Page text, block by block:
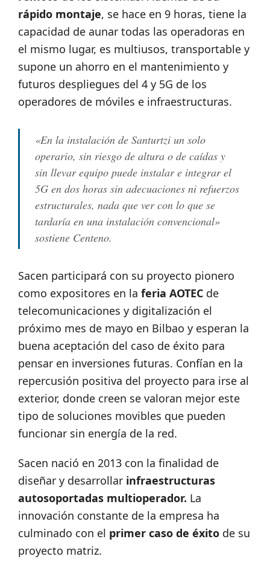
rápido montaje, se hace en 9 horas, tiene la
capacidad de aunar todas las operadoras en
el mismo lugar, es multiusos, transportable y
supone un ahorro en el mantenimiento y
futuros despliegues del 4 y 5G de los
operadores de móviles e infraestructuras.
«En la instalación de Santurtzi un solo
operario, sin riesgo de altura o de caídas y
sin llevar equipo puede instalar e integrar el
5G en dos horas sin adecuaciones ni refuerzos
estructurales, nada que ver con lo que se
tardaría en una instalación convencional»
sostiene Centeno.
Sacen participará con su proyecto pionero
como expositores en la feria AOTEC de
telecomunicaciones y digitalización el
próximo mes de mayo en Bilbao y esperan la
buena aceptación del caso de éxito para
pensar en inversiones futuras. Confían en la
repercusión positiva del proyecto para irse al
exterior, donde creen se valoran mejor este
tipo de soluciones movibles que pueden
funcionar sin energía de la red.
Sacen nació en 2013 con la finalidad de
diseñar y desarrollar infraestructuras
autosoportadas multioperador. La
innovación constante de la empresa ha
culminado con el primer caso de éxito de su
proyecto matriz.